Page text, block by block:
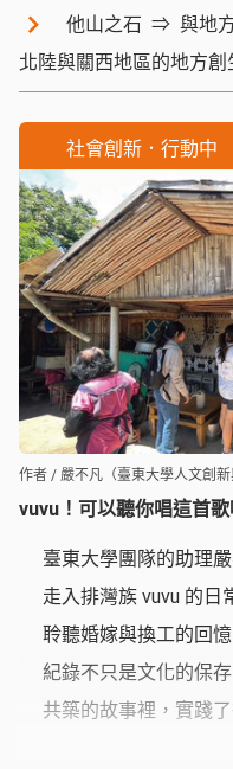
他山之石
與地
北陸與關西地區的地方創
社會創新．行動中
vuvu！可以聽你唱這首歌
作者 / 嚴不凡（臺東大學人文創新
臺東大學團隊的助理
走入排灣族 vuvu 的日
聆聽婚嫁與換工的回
紀錄不只是文化的保
共築的故事裡，實踐